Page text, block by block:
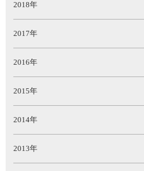
2018年
2017年
2016年
2015年
2014年
2013年